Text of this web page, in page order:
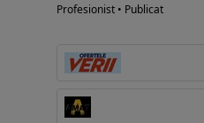
Profesionist • Publicat